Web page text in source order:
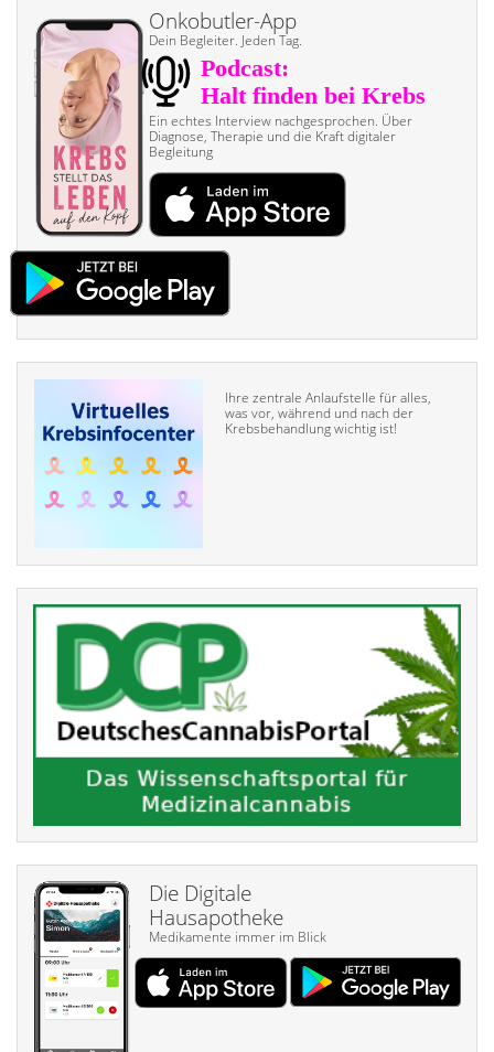
Onkobutler-App
Dein Begleiter. Jeden Tag.
Ein echtes Interview nach­gesprochen. Über
Diagnose, Therapie und die Kraft digitaler
Begleitung
Ihre zentrale Anlaufstelle für alles,
was vor, während und nach der
Krebsbehandlung wichtig ist!
Die Digitale
Hausapotheke
Medikamente immer im Blick